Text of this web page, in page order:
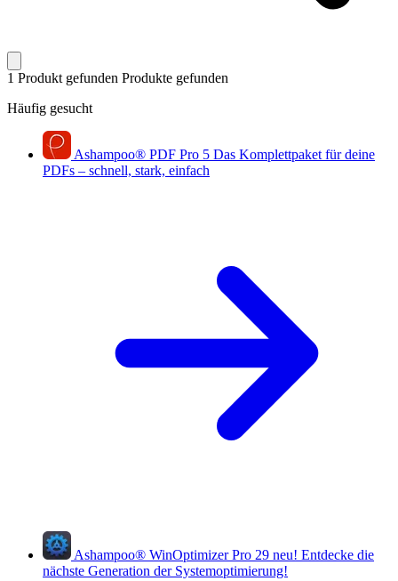
1 Produkt gefunden Produkte gefunden
Häufig gesucht
Ashampoo® PDF Pro 5 Das Komplettpaket für deine
PDFs – schnell, stark, einfach
Ashampoo® WinOptimizer Pro 29 neu! Entdecke die
nächste Generation der Systemoptimierung!